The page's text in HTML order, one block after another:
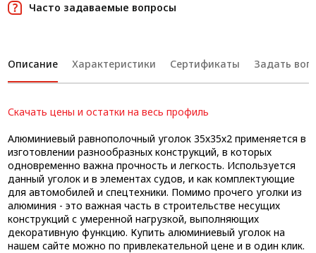
Часто задаваемые вопросы
Описание Характеристики Сертификаты Задать
Скачать цены и остатки на весь профиль
Алюминиевый равнополочный уголок 35х35х2 применяется в
изготовлении разнообразных конструкций, в которых
одновременно важна прочность и легкость. Используется
данный уголок и в элементах судов, и как комплектующие
для автомобилей и спецтехники. Помимо прочего уголки из
алюминия - это важная часть в строительстве несущих
конструкций с умеренной нагрузкой, выполняющих
декоративную функцию. Купить алюминиевый уголок на
нашем сайте можно по привлекательной цене и в один клик.